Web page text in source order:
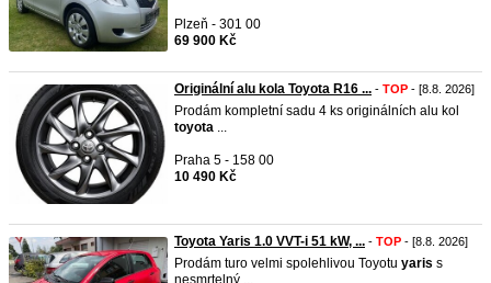
Plzeň - 301 00
69 900 Kč
Originální alu kola Toyota R16 ... - TOP - [8.8. 2026]
Prodám kompletní sadu 4 ks originálních alu kol
toyota ...
Praha 5 - 158 00
10 490 Kč
Toyota Yaris 1.0 VVT-i 51 kW, ... - TOP - [8.8. 2026]
Prodám turo velmi spolehlivou Toyotu yaris s
nesmrtelný ...